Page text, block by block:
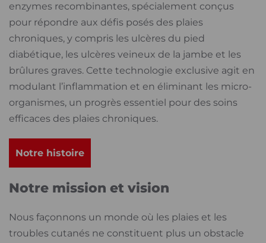
enzymes recombinantes, spécialement conçus
pour répondre aux défis posés des plaies
chroniques, y compris les ulcères du pied
diabétique, les ulcères veineux de la jambe et les
brûlures graves. Cette technologie exclusive agit en
modulant l’inflammation et en éliminant les micro-
organismes, un progrès essentiel pour des soins
efficaces des plaies chroniques.
Notre histoire
Notre mission et vision
Nous façonnons un monde où les plaies et les
troubles cutanés ne constituent plus un obstacle